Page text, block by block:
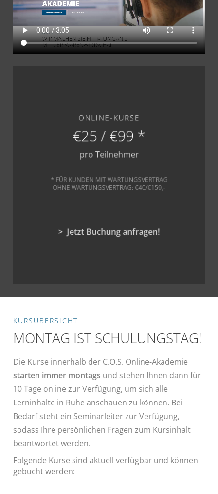
ONLINE-KURSE
€25 / €99 *
pro Teilnehmer
* FÜR KUNDEN MIT WARTUNGSVERTRAG
OHNE WARTUNGSVERTRAG: €40/€159,-
> Jetzt Buchung anfragen!
KURSÜBERSICHT
MONTAG IST SCHULUNGSTAG!
Die Kurse innerhalb der C.O.S. Online-Akademie
starten immer montags und stehen Ihnen dann für
10 Tage online zur Verfügung, um sich alle
Lerninhalte in Ruhe anschauen zu können. Bei
Bedarf steht ein Seminarleiter zur Verfügung,
sodass Ihre persönlichen Fragen zum Kursinhalt
beantwortet werden.
Folgende Kurse sind aktuell verfügbar und können
gebucht werden: